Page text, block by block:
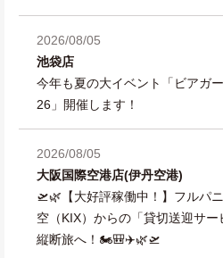
2026/08/05
池袋店
今年も夏の大イベント「ビアガ
26」開催します！
2026/08/05
大阪国際空港店(伊丹空港)
🛫🌿【大好評稼働中！】フルパ
空（KIX）からの「貸切送迎サ
縦断旅へ！🏍️🎒✈️🌿🛫